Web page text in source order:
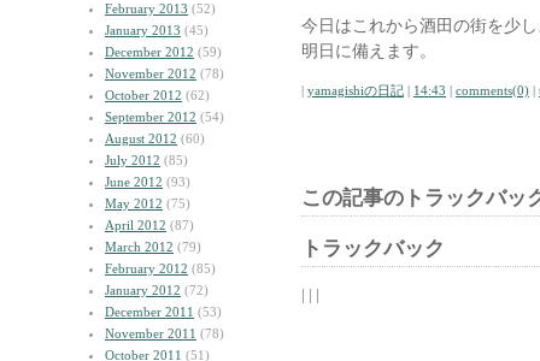
February 2013 (52)
January 2013 (45)
December 2012 (59)
November 2012 (78)
October 2012 (62)
September 2012 (54)
August 2012 (60)
July 2012 (85)
June 2012 (93)
May 2012 (75)
April 2012 (87)
March 2012 (79)
February 2012 (85)
January 2012 (72)
December 2011 (53)
November 2011 (78)
October 2011 (51)
今日はこれから酒田の街を少
明日に備えます。
| yamagishiの日記 | 14:43 | comments(0) |
この記事のトラックバッ
トラックバック
| | |